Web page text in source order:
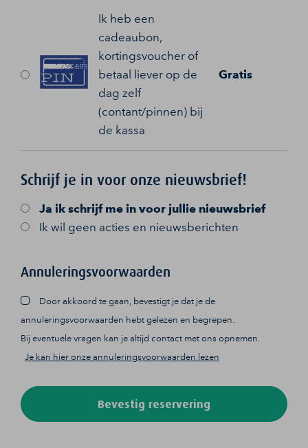
Ik heb een
cadeaubon,
kortingsvoucher of
betaal liever op de
dag zelf
(contant/pinnen) bij
de kassa
Gratis
Schrijf je in voor onze nieuwsbrief!
Ja ik schrijf me in voor jullie nieuwsbrief
Ik wil geen acties en nieuwsberichten
Annuleringsvoorwaarden
Door akkoord te gaan, bevestigt je dat je de
annuleringsvoorwaarden hebt gelezen en begrepen.
Bij eventuele vragen kan je altijd contact met ons opnemen.
Je kan hier onze annuleringsvoorwaarden lezen
Bevestig reservering